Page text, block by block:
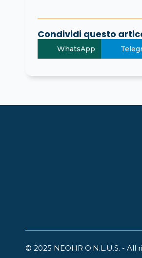
Condividi questo
WhatsApp
© 2025 NEOHR O.N.L.U.S. - All